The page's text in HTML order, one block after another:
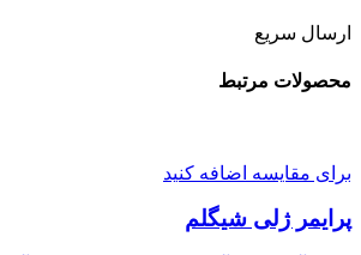
ارسال سریع
محصولات مرتبط
برای مقایسه اضافه کنید
پرایمر ژلی شیگلم